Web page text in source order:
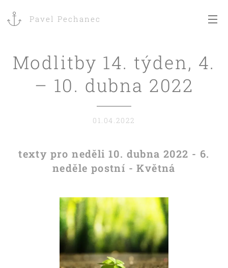
Pavel Pechanec
Modlitby 14. týden, 4.
– 10. dubna 2022
01.04.2022
texty pro neděli 10. dubna 2022 - 6.
neděle postní - Květná